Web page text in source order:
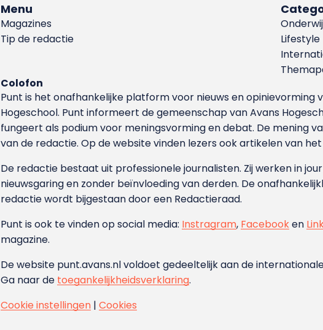
Menu
Magazines
Tip de redactie
Lifestyle
Colofon
Punt is het onafhankelijke platform voor nieuws en opinievorming
Hoge­school. Punt informeert de gemeenschap van Avans
fungeert als podium voor meningsvorming en debat. De mening
van de redactie. Op de website vinden lezers ook artikelen van het
De redactie bestaat uit professionele journalisten. Zij werken in
nieuwsgaring en zonder beïnvloeding van derden. De
redactie wordt bijgestaan door een Redactieraad.
Punt is ook te vinden op social media: Instragram, Facebooken
magazine.
De website punt.avans.nl voldoet gedeeltelijk aan de
Ga naar de toegankelijkheidsverklaring.
Cookie instellingen |Cookies